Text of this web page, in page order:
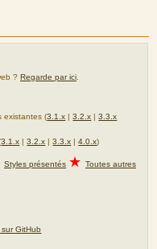
? Regarde par ici.
existantes (3.1.x |3.2.x |3.3.x
3.1.x |3.2.x |3.3.x |4.0.x)
Styles présentés ★ Toutes autres
GitHub